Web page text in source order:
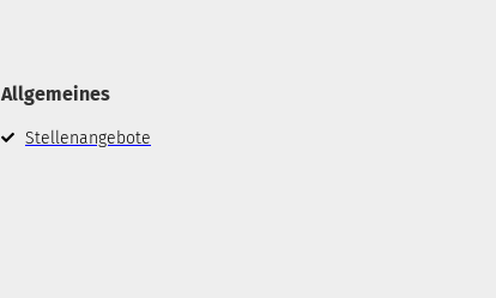
Allgemeines
Stellenangebote